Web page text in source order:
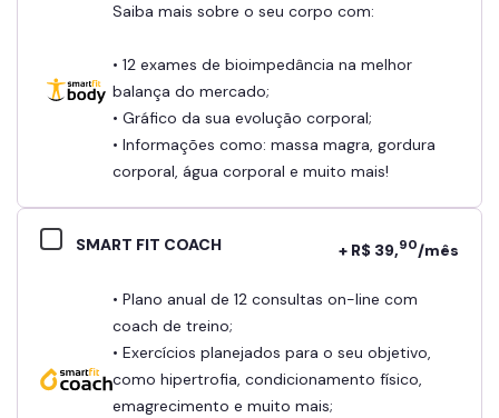
Saiba mais sobre o seu corpo com:
• 12 exames de bioimpedância na melhor
balança do mercado;
• Gráfico da sua evolução corporal;
• Informações como: massa magra, gordura
corporal, água corporal e muito mais!
SMART FIT COACH + R$ 39,90/mês
• Plano anual de 12 consultas on-line com
coach de treino;
• Exercícios planejados para o seu objetivo,
como hipertrofia, condicionamento físico,
emagrecimento e muito mais;